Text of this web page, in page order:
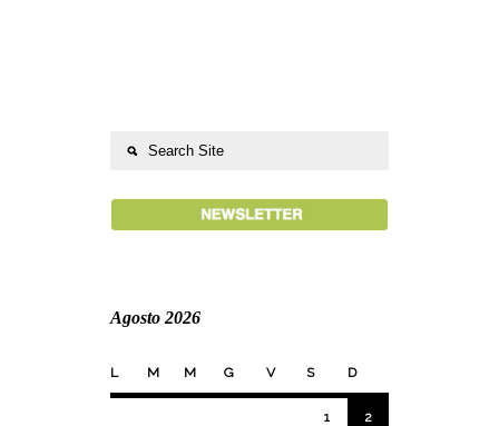
Agosto 2026
L M M G V S D
1 2